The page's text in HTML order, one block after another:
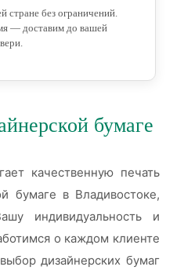
стране без ограничений.
— доставим до вашей
бумаге
качественную печать
бумаге в Владивостоке,
индивидуальность и
о каждом клиенте
дизайнерских бумаг